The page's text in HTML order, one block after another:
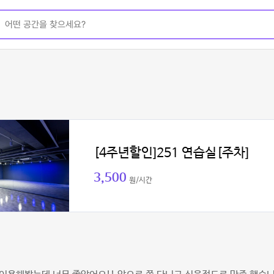
[4주년할인]251 연습실[주차]
3,500 원/시간